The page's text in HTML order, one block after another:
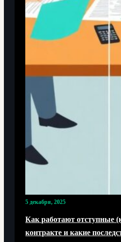
5 декабря, 2025
Как работают отступные
контракте и какие